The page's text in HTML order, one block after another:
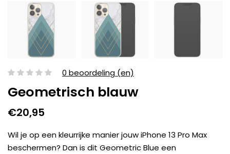
0 beoordeling (en)
Geometrisch blauw
€20,95
Wil je op een kleurrijke manier jouw iPhone 13 Pro Max
beschermen? Dan is dit Geometric Blue een